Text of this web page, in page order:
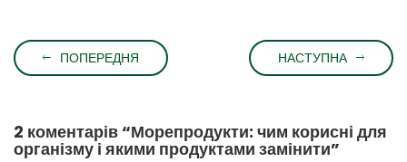
ПОПЕРЕДНЯ НАСТУПНА
2 коментарів “Морепродукти: чим корисні для
організму і якими продуктами замінити”